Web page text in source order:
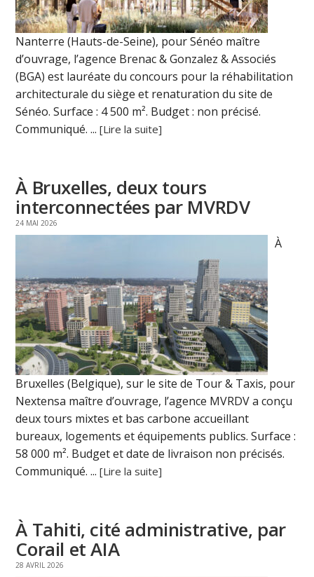
Nanterre (Hauts-de-Seine), pour Sénéo maître
d’ouvrage, l’agence Brenac & Gonzalez & Associés
(BGA) est lauréate du concours pour la réhabilitation
architecturale du siège et renaturation du site de
Sénéo. Surface : 4 500 m². Budget : non précisé.
Communiqué. ...[Lire la suite]
À Bruxelles, deux tours
interconnectées par MVRDV
24 MAI 2026
À
Bruxelles (Belgique), sur le site de Tour & Taxis, pour
Nextensa maître d’ouvrage, l’agence MVRDV a conçu
deux tours mixtes et bas carbone accueillant
bureaux, logements et équipements publics. Surface :
58 000 m². Budget et date de livraison non précisés.
Communiqué. ...[Lire la suite]
À Tahiti, cité administrative, par
Corail et AIA
28 AVRIL 2026